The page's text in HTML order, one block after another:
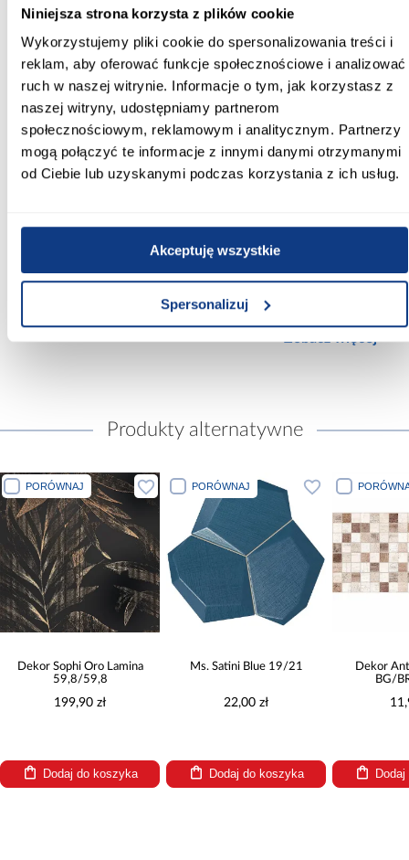
Niniejsza strona korzysta z plików cookie
Wykorzystujemy pliki cookie do spersonalizowania treści i
reklam, aby oferować funkcje społecznościowe i analizować
ruch w naszej witrynie. Informacje o tym, jak korzystasz z
naszej witryny, udostępniamy partnerom
społecznościowym, reklamowym i analitycznym. Partnerzy
mogą połączyć te informacje z innymi danymi otrzymanymi
od Ciebie lub uzyskanymi podczas korzystania z ich usług.
Akceptuję wszystkie
Spersonalizuj
Przeznaczenie:
ściana
Zastosowanie/przenaczenie:
do wewnątrz
Wzornictwo:
motyw roślinny
Powierzchnia:
Produkty alternatywne
Lamina
koszyka
PORÓWNAJ
Ms. Satini Blue 19/21
Dodaj do koszyka
PORÓWNAJ
Dekor Antica Mozaika
Dodaj do koszyka